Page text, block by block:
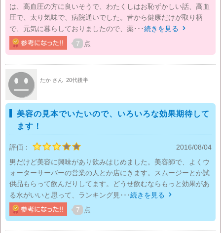
は、高血圧の方に良いそうで、わたくしはお恥ずかしい話、高血
圧で、太り気味で、病院通いでした。昔から健康だけが取り柄
で、元気に暮らしておりましたので、薬･･･続きを見る 
7 点
たか さん 20代後半
美容の見本でいたいので、いろいろな効果期待して
ます！
評価：
2016/08/04
男だけど美容に興味があり飲みはじめました。美容師で、よくウ
ォーターサーバーの営業の人とか店にきます。スムージーとか試
供品もらって飲んだりしてます。どうせ飲むならもっと効果があ
る水がいいと思って、ランキング見･･･続きを見る 
7 点